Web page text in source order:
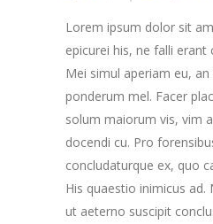
Lorem ipsum dolor sit
epicurei his, ne falli erant
Mei simul aperiam eu,
ponderum mel. Facer
solum maiorum vis, vim
docendi cu. Pro
concludaturque ex, quo
His quaestio inimicus ad.
ut aeterno suscipit